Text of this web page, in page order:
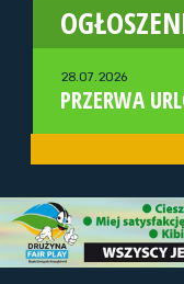
28.07.2026
PRZERWA